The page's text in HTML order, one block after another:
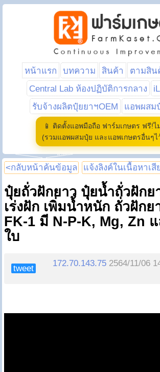
หน้าแรก บทความ สินค้า ตามสิน
Central Lab ห้องปฏิบัติการกลาง
รับจ้างผลิตปุ๋ยยาฯOEM
แอพผสม
📱 ติดตั้งแอพมือถือ ฟาร์มเกษตร ฟรี!ไ
(รวมแอพผสมปุ๋ย และแอพเกษตรอื่นๆ
<กลับหน้าค้นข้อมูล แจ้งลิงค์ในเนื้อหาเสี
ปุ๋ยถั่วฝักยาว ปุ๋ยน้ำถั่วฝักย
เร่งฝัก เพิ่มน้ำหนัก ถั่วฝัก
FK-1 มี N-P-K, Mg, Zn
ใบ
tweet
172.70.143.75 2564/11/06